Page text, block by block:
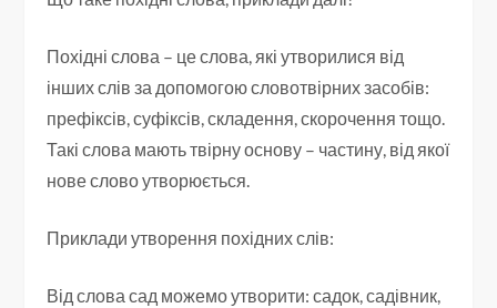
Похідні слова – це слова, які утворилися від
інших слів за допомогою словотвірних засобів:
префіксів, суфіксів, складення, скорочення тощо.
Такі слова мають твірну основу – частину, від якої
нове слово утворюється.
Приклади утворення похідних слів:
Від слова сад можемо утворити: садок, садівник,